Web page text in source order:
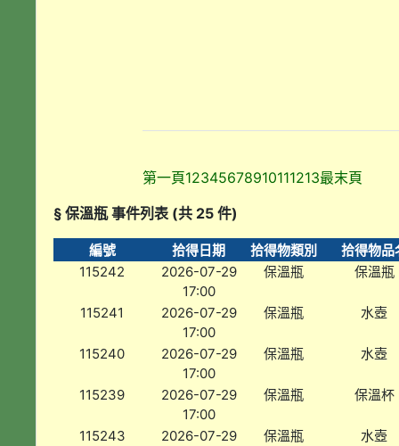
第一頁12345678910111213最末頁
§ 保溫瓶 事件列表 (共 25 件)
編號 拾得日期 拾得物類別
拾得物品
115242
2026-07-29
17:00
保溫瓶 保溫瓶
115241
2026-07-29
17:00
保溫瓶 水壺
115240
2026-07-29
17:00
保溫瓶 水壺
115239
2026-07-29
17:00
保溫瓶 保溫杯
115243
2026-07-29
保溫瓶 水壺